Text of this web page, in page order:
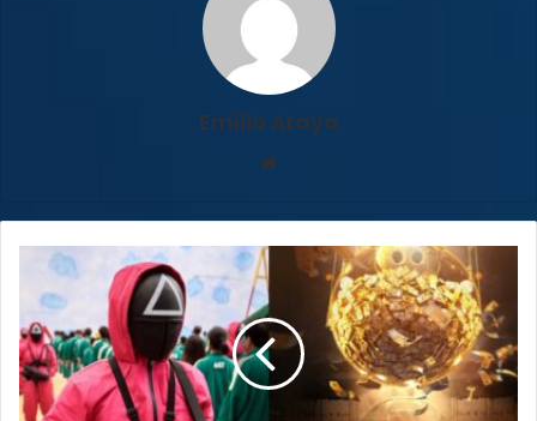
Emilio Araya
¿Los
Juegos
del
Calamar
en
la
vida